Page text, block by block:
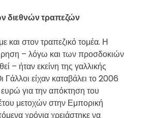
διεθνών τραπεζών
και στον τραπεζικό τομέα. Η
– λόγω και των προσδοκιών
– ήταν εκείνη της γαλλικής
είχαν καταβάλει το 2006
για την απόκτηση του
μετοχών στην Εμπορική
χρόνια χρειάστηκε να